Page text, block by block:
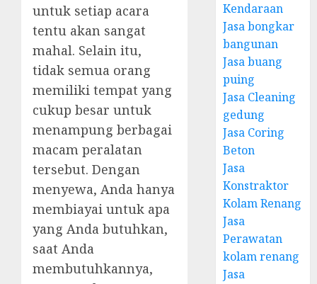
untuk setiap acara
tentu akan sangat
mahal. Selain itu,
tidak semua orang
memiliki tempat yang
cukup besar untuk
menampung berbagai
macam peralatan
tersebut. Dengan
menyewa, Anda hanya
membiayai untuk apa
yang Anda butuhkan,
saat Anda
membutuhkannya,
Kendaraan
Jasa bongkar
bangunan
Jasa buang
puing
Jasa Cleaning
gedung
Jasa Coring
Beton
Jasa
Konstraktor
Kolam Renang
Jasa
Perawatan
kolam renang
Jasa